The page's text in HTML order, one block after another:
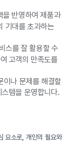
반영하여 제품과
기대를 초과하는
스를 잘 활용할 수
고객의 만족도를
이나 문제를 해결할
템을 운영합니다.
요소로, 개인의 필요와